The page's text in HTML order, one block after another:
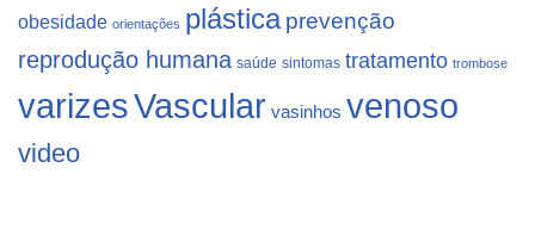
obesidade orientações plástica prevenção
reprodução humana saúde sintomas tratamento trombose
varizesVascular vasinhos venoso
video